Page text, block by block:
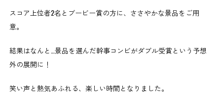
スコア上位者2名とブービー賞の方に、ささやかな景品をご用
意。
結果はなんと…景品を選んだ幹事コンビがダブル受賞という予想
外の展開に！
笑い声と熱気あふれる、楽しい時間となりました。